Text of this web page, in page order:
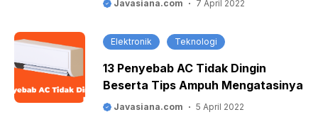
Javasiana.com 7 April 2022
Elektronik Teknologi
13 Penyebab AC Tidak Dingin
Beserta Tips Ampuh Mengatasinya
Javasiana.com 5 April 2022